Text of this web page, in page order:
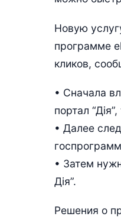
Новую
программе
кликов,
• Сначала
портал
• Далее
• Затем
Дія”.
Решения о